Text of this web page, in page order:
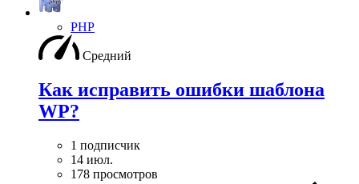
PHP
Средний
Как исправить ошибки шаблона
WP?
1 подписчик
14 июл.
178 просмотров